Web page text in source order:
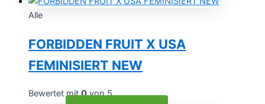
Alle
FORBIDDEN FRUIT X USA
FEMINISIERT NEW
Bewertet mit0von 5